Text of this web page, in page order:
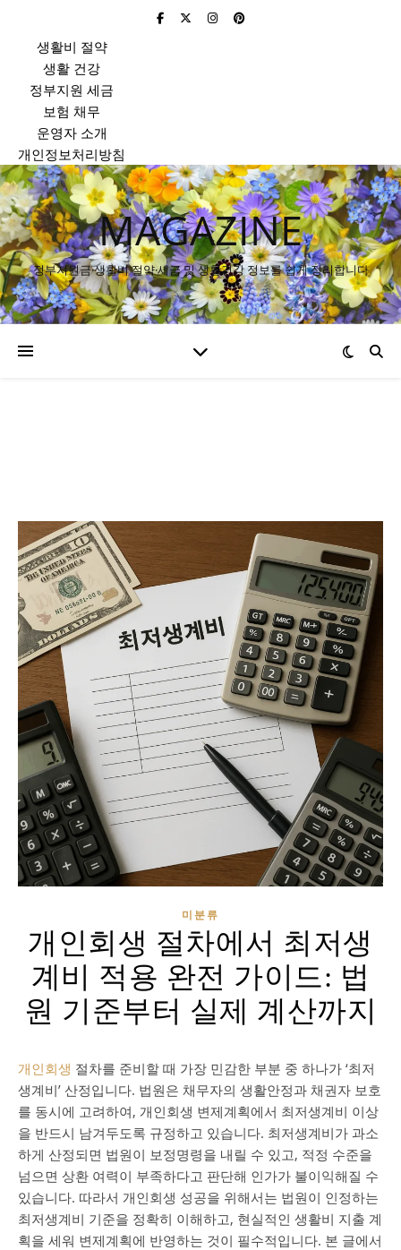
생활비 절약
생활 건강
정부지원 세금
보험 채무
운영자 소개
개인정보처리방침
MAGAZINE
정부지원금·생활비 절약·세금 및 생활건강 정보를 쉽게 정리합니다
미분류
개인회생 절차에서 최저생
계비 적용 완전 가이드: 법
원 기준부터 실제 계산까지
개인회생 절차를 준비할 때 가장 민감한 부분 중 하나가 ‘최저
생계비’ 산정입니다. 법원은 채무자의 생활안정과 채권자 보호
를 동시에 고려하여, 개인회생 변제계획에서 최저생계비 이상
을 반드시 남겨두도록 규정하고 있습니다. 최저생계비가 과소
하게 산정되면 법원이 보정명령을 내릴 수 있고, 적정 수준을
넘으면 상환 여력이 부족하다고 판단해 인가가 불이익해질 수
있습니다. 따라서 개인회생 성공을 위해서는 법원이 인정하는
최저생계비 기준을 정확히 이해하고, 현실적인 생활비 지출 계
획을 세워 변제계획에 반영하는 것이 필수적입니다. 본 글에서